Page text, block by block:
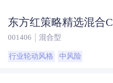
东方红策略精选混合C
001406 混合型
行业轮动风格 中风险